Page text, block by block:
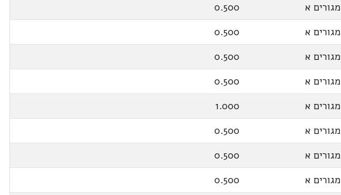
מגורים א
0.500
מגורים א
0.500
מגורים א
0.500
מגורים א
0.500
מגורים א
1.000
מגורים א
0.500
מגורים א
0.500
מגורים א
0.500